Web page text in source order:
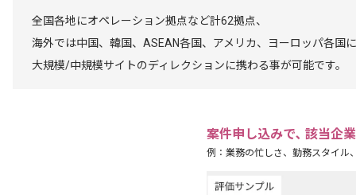
全国各地にオペレーション拠点など計62拠点、
海外では中国、韓国、ASEAN各国、アメリカ、ヨーロッパ各国
大規模/中規模サイトのディレクションに携わる事が可能です。
案件申し込みで､ 該当企
例：業務の忙しさ、勤務スタイル